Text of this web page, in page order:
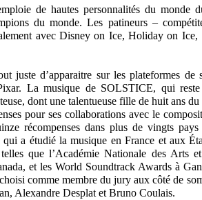
de hautes personnalités du monde
du monde. Les patineurs –
avec Disney on Ice, Holiday on
juste d’apparaitre sur les plateformes de
La musique de SOLSTICE, qui reste
dont une talentueuse fille de huit ans
pour ses collaborations avec le
récompenses dans plus de vingts
a étudié la musique en France et aux
que l’Académie Nationale des Arts
et les World Soundtrack Awards à
comme membre du jury aux côté de
Alexandre Desplat et Bruno Coulais.